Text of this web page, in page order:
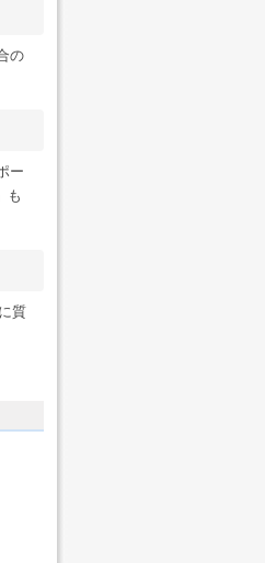
の
ー
も
質